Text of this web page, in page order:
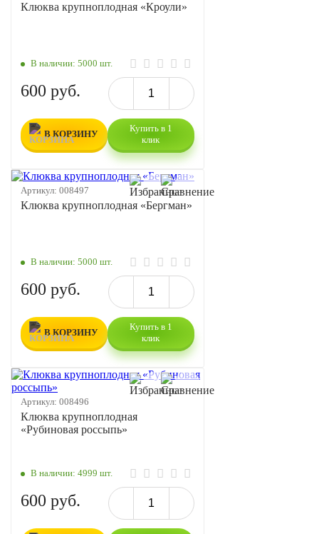
Клюква крупноплодная «Кроули»
В наличии: 5000 шт.
600 руб.
В КОРЗИНУ
Купить в 1
клик
Артикул: 008497
Клюква крупноплодная «Бергман»
В наличии: 5000 шт.
600 руб.
В КОРЗИНУ
Купить в 1
клик
Артикул: 008496
Клюква крупноплодная
«Рубиновая россыпь»
В наличии: 4999 шт.
600 руб.